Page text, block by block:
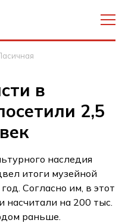
в
2,5
наследия
итоги музейной
Согласно им, в этот
насчитали на 200 тыс.
раньше.